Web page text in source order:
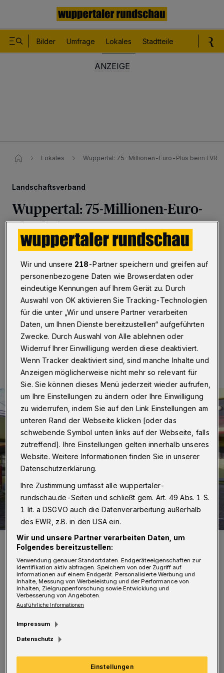
Bilder Umfrage Lokales Stadtteile
Lokales Wuppertal: 75-Millionen-Euro-Plus beim LVR
Landschaftsverband
Wuppertal: 75-Millionen-Euro-
Plus beim LVR
Wuppertal·Wuppertal hat im Haushaltsjahr 2020 eine
Umlage in Höhe von 114,6 Millionen Euro an den
Landschaftsverband Rheinland (LVR) gezahlt. Im
selben Zeitraum sind nach Angaben des LVR
Leistungen in Höhe von 190 Millionen Euro an die Stadt
geflossen.
Die LVR-Förderschule in der Melanchthonstraße.
Foto: LVR
M
aus dem Haushalt des LVR, weitere
rund 78,3 Millionen Euro aus Bundes- und
Wir und unsere 218-Partner speichern und greifen auf
personenbezogene Daten wie Browserdaten oder
eindeutige Kennungen auf Ihrem Gerät zu. Durch
Auswahl von OK aktivieren Sie Tracking-Technologien
für die unter „Wir und unsere Partner verarbeiten
Daten, um Ihnen Dienste bereitzustellen“ aufgeführten
Zwecke. Durch Auswahl von Alle ablehnen oder
Widerruf Ihrer Einwilligung werden diese deaktiviert.
Wenn Tracker deaktiviert sind, sind manche Inhalte und
Anzeigen möglicherweise nicht mehr so relevant für
Sie. Sie können dieses Menü jederzeit wieder aufrufen,
um Ihre Einstellungen zu ändern oder Ihre Einwilligung
zu widerrufen, indem Sie auf den Link Einstellungen am
unteren Rand der Webseite klicken [oder das
schwebende Symbol unten links auf der Webseite, falls
zutreffend]. Ihre Einstellungen gelten innerhalb unseres
Website. Weitere Informationen finden Sie in unserer
Datenschutzerklärung.
Ihre Zustimmung umfasst alle wuppertaler-
rundschau.de-Seiten und schließt gem. Art. 49 Abs. 1 S.
1 lit. a DSGVO auch die Datenverarbeitung außerhalb
des EWR, z.B. in den USA ein.
Wir und unsere Partner verarbeiten Daten, um
Folgendes bereitzustellen:
Verwendung genauer Standortdaten. Endgeräteeigenschaften zur
Identifikation aktiv abfragen. Speichern von oder Zugriff auf
Informationen auf einem Endgerät. Personalisierte Werbung und
Inhalte, Messung von Werbeleistung und der Performance von
Inhalten, Zielgruppenforschung sowie Entwicklung und
Verbesserung von Angeboten.
Ausführliche Informationen
Impressum
Datenschutz
Einstellungen